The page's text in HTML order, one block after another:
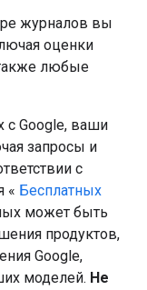
журналов вы
оценки
также любые
с Google, ваши
запросы и
с
« Бесплатных
может быть
продуктов,
Google,
моделей. Не